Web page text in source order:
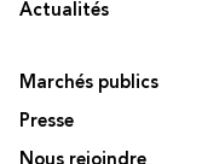
Actualités
Marchés publics
Presse